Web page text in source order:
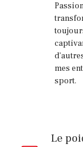
mes
sport.
Le